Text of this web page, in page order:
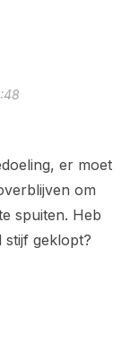
er moet
om
spuiten. Heb
stijf geklopt?